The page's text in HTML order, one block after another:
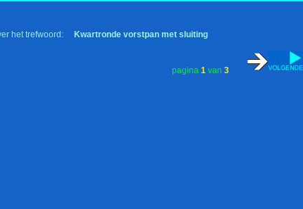
het trefwoord: Kwartronde vorstpan met sluiting
pagina 1 van 3